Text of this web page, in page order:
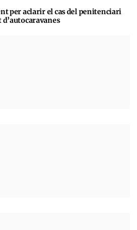
per aclarir el cas del penitenciari